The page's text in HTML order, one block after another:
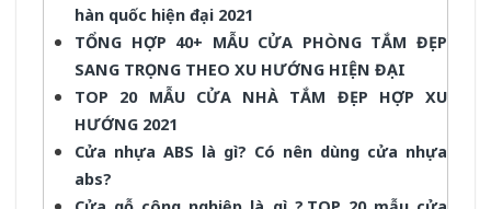
hàn quốc hiện đại 2021
TỔNG HỢP 40+ MẪU CỬA PHÒNG TẮM ĐẸP
SANG TRỌNG THEO XU HƯỚNG HIỆN ĐẠI
TOP 20 MẪU CỬA NHÀ TẮM ĐẸP HỢP XU
HƯỚNG 2021
Cửa nhựa ABS là gì? Có nên dùng cửa nhựa
abs?